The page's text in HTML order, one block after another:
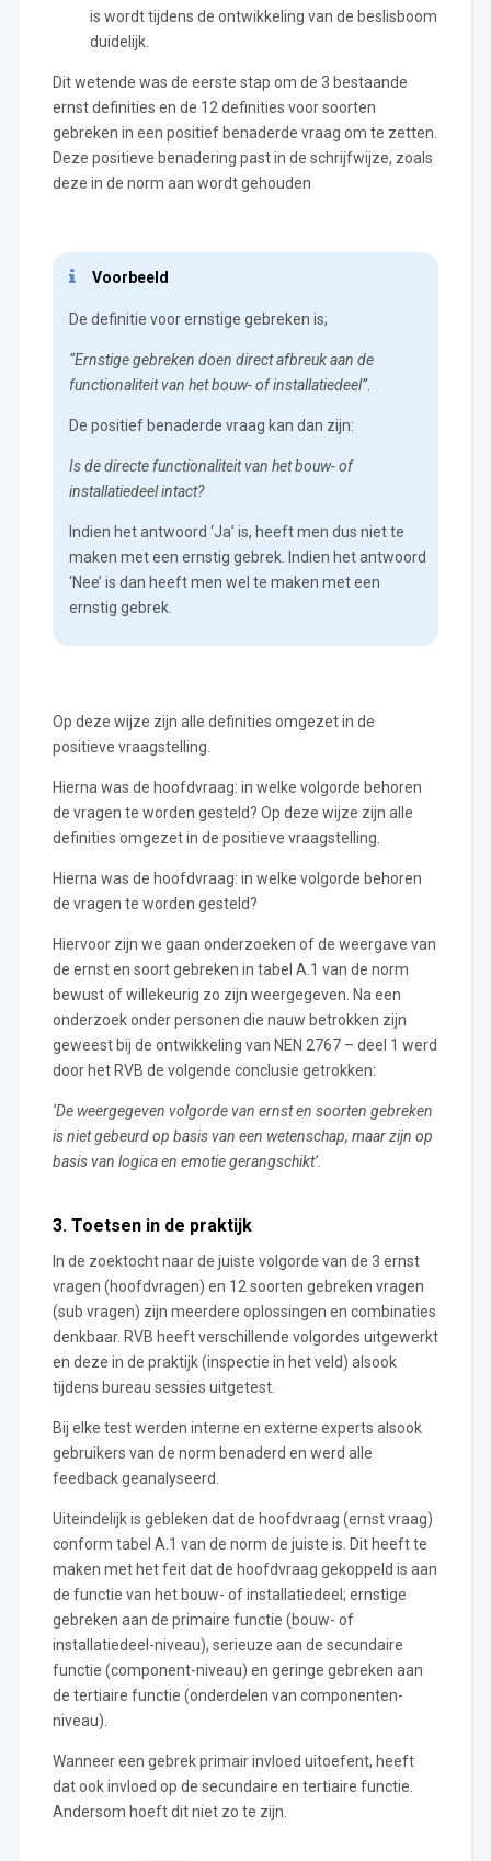
is wordt tijdens de ontwikkeling van de beslisboom
duidelijk.
Dit wetende was de eerste stap om de 3 bestaande
ernst definities en de 12 definities voor soorten
gebreken in een positief benaderde vraag om te zetten.
Deze positieve benadering past in de schrijfwijze, zoals
deze in de norm aan wordt gehouden
Voorbeeld
De definitie voor ernstige gebreken is;
“Ernstige gebreken doen direct afbreuk aan de
functionaliteit van het bouw- of installatiedeel”.
De positief benaderde vraag kan dan zijn:
Is de directe functionaliteit van het bouw- of
installatiedeel intact?
Indien het antwoord ‘Ja’ is, heeft men dus niet te
maken met een ernstig gebrek. Indien het antwoord
‘Nee’ is dan heeft men wel te maken met een
ernstig gebrek.
Op deze wijze zijn alle definities omgezet in de
positieve vraagstelling.
Hierna was de hoofdvraag: in welke volgorde behoren
de vragen te worden gesteld? Op deze wijze zijn alle
definities omgezet in de positieve vraagstelling.
Hierna was de hoofdvraag: in welke volgorde behoren
de vragen te worden gesteld?
Hiervoor zijn we gaan onderzoeken of de weergave van
de ernst en soort gebreken in tabel A.1 van de norm
bewust of willekeurig zo zijn weergegeven. Na een
onderzoek onder personen die nauw betrokken zijn
geweest bij de ontwikkeling van NEN 2767 – deel 1 werd
door het RVB de volgende conclusie getrokken:
‘De weergegeven volgorde van ernst en soorten gebreken
is niet gebeurd op basis van een wetenschap, maar zijn op
basis van logica en emotie gerangschikt’.
3. Toetsen in de praktijk
In de zoektocht naar de juiste volgorde van de 3 ernst
vragen (hoofdvragen) en 12 soorten gebreken vragen
(sub vragen) zijn meerdere oplossingen en combinaties
denkbaar. RVB heeft verschillende volgordes uitgewerkt
en deze in de praktijk (inspectie in het veld) alsook
tijdens bureau sessies uitgetest.
Bij elke test werden interne en externe experts alsook
gebruikers van de norm benaderd en werd alle
feedback geanalyseerd.
Uiteindelijk is gebleken dat de hoofdvraag (ernst vraag)
conform tabel A.1 van de norm de juiste is. Dit heeft te
maken met het feit dat de hoofdvraag gekoppeld is aan
de functie van het bouw- of installatiedeel; ernstige
gebreken aan de primaire functie (bouw- of
installatiedeel-niveau), serieuze aan de secundaire
functie (component-niveau) en geringe gebreken aan
de tertiaire functie (onderdelen van componenten-
niveau).
Wanneer een gebrek primair invloed uitoefent, heeft
dat ook invloed op de secundaire en tertiaire functie.
Andersom hoeft dit niet zo te zijn.